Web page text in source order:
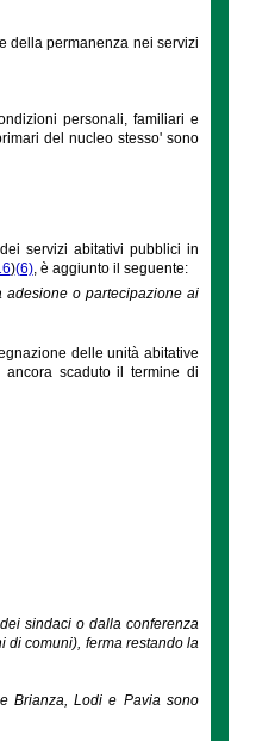
della permanenza nei servizi
personali, familiari e
del nucleo stesso' sono
servizi abitativi pubblici in
)(6), è aggiunto il seguente:
adesione o partecipazione ai
delle unità abitative
scaduto il termine di
sindaci o dalla conferenza
di comuni), ferma restando la
Brianza, Lodi e Pavia sono